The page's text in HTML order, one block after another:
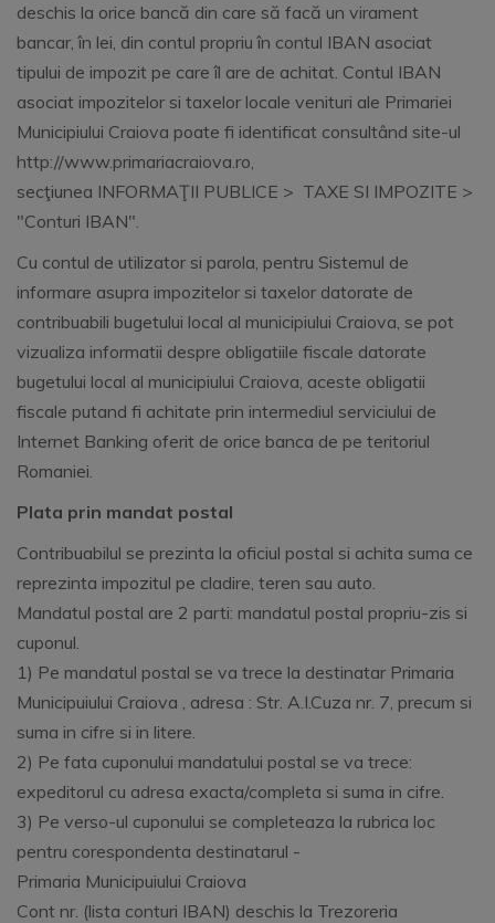
deschis la orice bancă din care să facă un virament
bancar, în lei, din contul propriu în contul IBAN asociat
tipului de impozit pe care îl are de achitat. Contul IBAN
asociat impozitelor si taxelor locale venituri ale Primariei
Municipiului Craiova poate fi identificat consultând site-ul
http://www.primariacraiova.ro,
secţiunea INFORMAŢII PUBLICE > TAXE SI IMPOZITE >
"Conturi IBAN".
Cu contul de utilizator si parola, pentru Sistemul de
informare asupra impozitelor si taxelor datorate de
contribuabili bugetului local al municipiului Craiova, se pot
vizualiza informatii despre obligatiile fiscale datorate
bugetului local al municipiului Craiova, aceste obligatii
fiscale putand fi achitate prin intermediul serviciului de
Internet Banking oferit de orice banca de pe teritoriul
Romaniei.
Plata prin mandat postal
Contribuabilul se prezinta la oficiul postal si achita suma ce
reprezinta impozitul pe cladire, teren sau auto.
Mandatul postal are 2 parti: mandatul postal propriu-zis si
cuponul.
1) Pe mandatul postal se va trece la destinatar Primaria
Municipuiului Craiova , adresa : Str. A.I.Cuza nr. 7, precum si
suma in cifre si in litere.
2) Pe fata cuponului mandatului postal se va trece:
expeditorul cu adresa exacta/completa si suma in cifre.
3) Pe verso-ul cuponului se completeaza la rubrica loc
pentru corespondenta destinatarul -
Primaria Municipuiului Craiova
Cont nr. (lista conturi IBAN) deschis la Trezoreria